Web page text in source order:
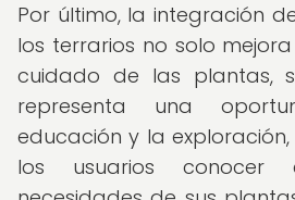
Por último, la integración
los terrarios no solo
cuidado de las plantas,
representa una
educación y la
los usuarios